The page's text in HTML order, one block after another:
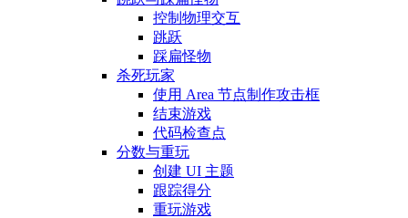
控制物理交互
跳跃
踩扁怪物
杀死玩家
使用 Area 节点制作攻击框
结束游戏
代码检查点
分数与重玩
创建 UI 主题
跟踪得分
重玩游戏